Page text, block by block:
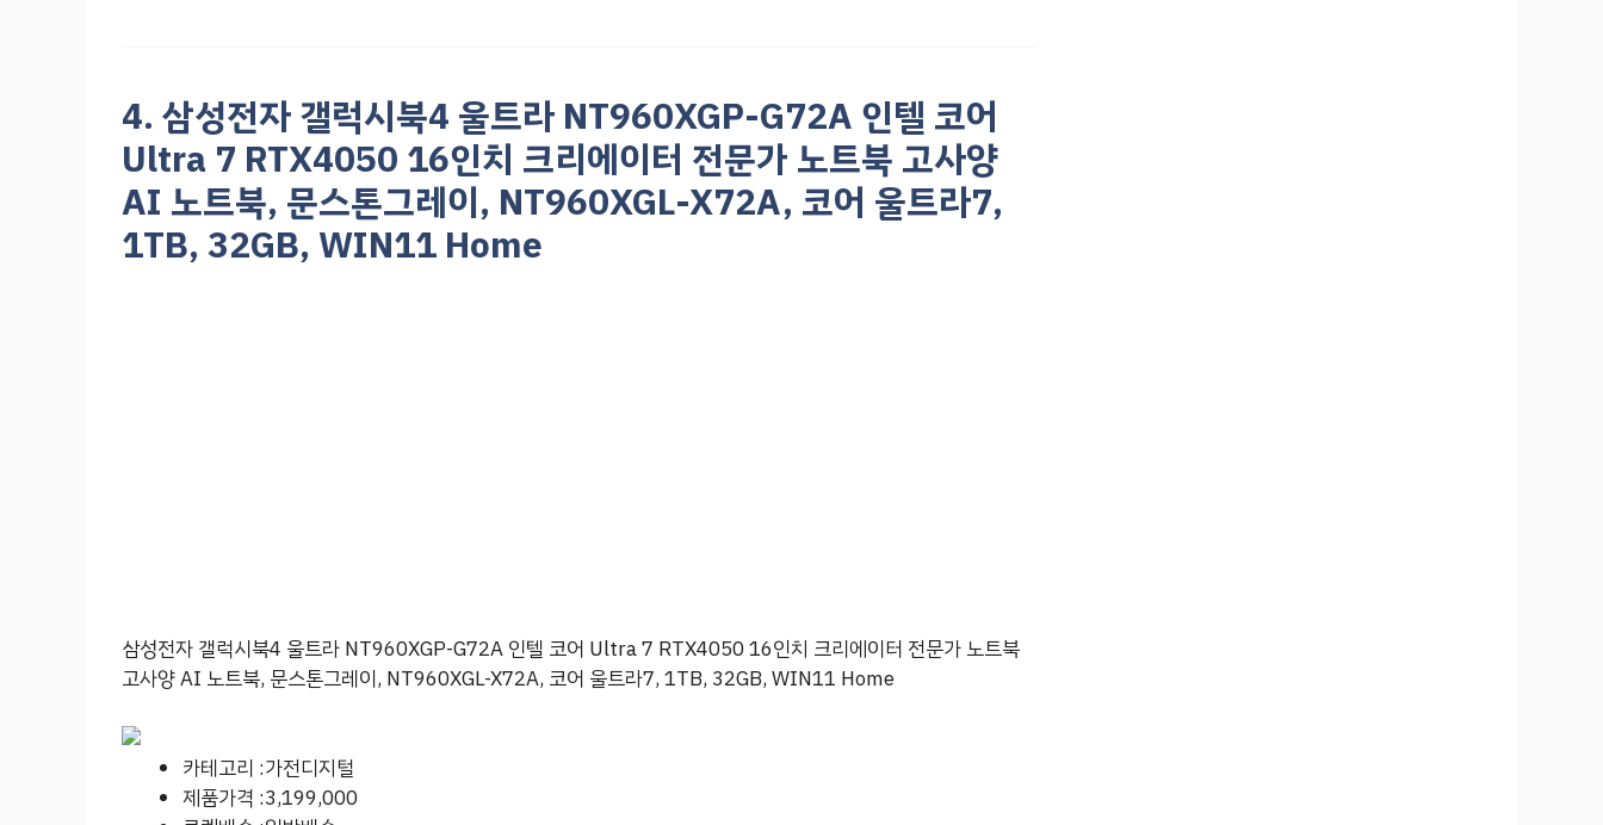
4. 삼성전자 갤럭시북4 울트라 NT960XGP-G72A 인텔 코어
Ultra 7 RTX4050 16인치 크리에이터 전문가 노트북 고사양
AI 노트북, 문스톤그레이, NT960XGL-X72A, 코어 울트라7,
1TB, 32GB, WIN11 Home
삼성전자 갤럭시북4 울트라 NT960XGP-G72A 인텔 코어 Ultra 7 RTX4050 16인치 크리에이터 전문가 노트북
고사양 AI 노트북, 문스톤그레이, NT960XGL-X72A, 코어 울트라7, 1TB, 32GB, WIN11 Home
카테고리 :가전디지털
제품가격 :3,199,000